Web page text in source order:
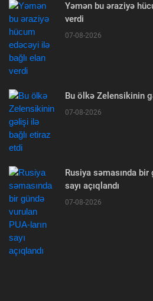
Yəmən bu əraziyə
verdi
07-08-2026
Bu ölkə Zelensikinin
07-08-2026
Rusiya səmasında bir
sayı açıqlandı
07-08-2026